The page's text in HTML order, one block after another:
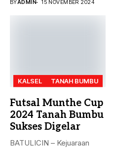
BYADMIN 15 NOVEMBER 2024
KALSEL TANAH BUMBU
Futsal Munthe Cup
2024 Tanah Bumbu
Sukses Digelar
BATULICIN – Kejuaraan